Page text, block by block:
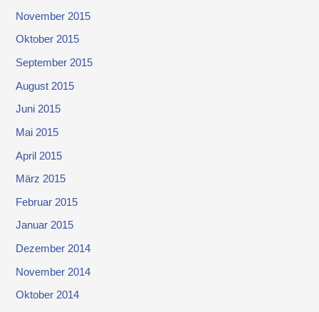
November 2015
Oktober 2015
September 2015
August 2015
Juni 2015
Mai 2015
April 2015
März 2015
Februar 2015
Januar 2015
Dezember 2014
November 2014
Oktober 2014